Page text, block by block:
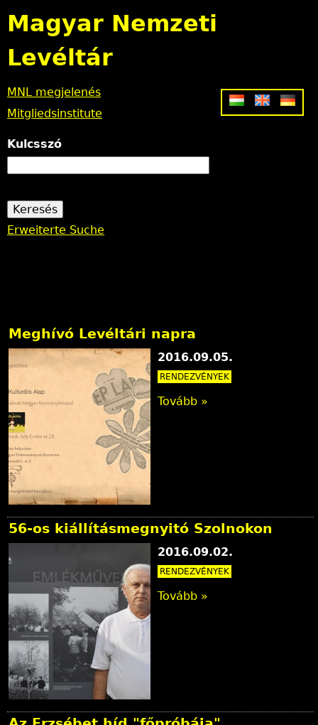
Jump to navigation
Magyar Nemzeti
Levéltár
Kulcsszó
Erweiterte Suche
MNL megjelenés
Mitgliedsinstitute
Meghívó Levéltári napra
2016.09.05.
RENDEZVÉNYEK
Tovább »
56-os kiállításmegnyitó Szolnokon
2016.09.02.
RENDEZVÉNYEK
Tovább »